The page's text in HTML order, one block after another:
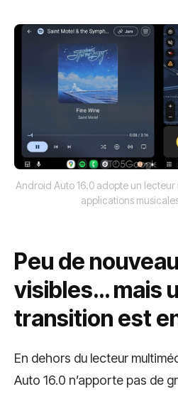
Android Auto 16.0 adopte un
applications
Peu de
visibles… mais
transition est
En dehors du lecteur
Auto 16.0 n’apporte pas de